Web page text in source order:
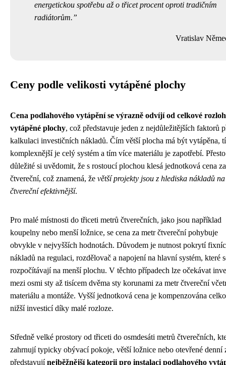
energetickou spotřebu až o třicet procent oproti tradičním
radiátorům.
Vratislav
Ceny podle velikosti vytápěné plochy
Cena podlahového vytápění se výrazně odvíjí od celkové
vytápěné plochy, což představuje jeden z nejdůležitějších faktorů
kalkulaci investičních nákladů. Čím větší plocha má být vytápěna,
komplexnější je celý systém a tím více materiálu je zapotřebí.
důležité si uvědomit, že s rostoucí plochou klesá jednotková cena
čtvereční, což znamená, že větší projekty jsou z hlediska nákladů
čtvereční efektivnější.
Pro malé místnosti do třiceti metrů čtverečních, jako jsou například
koupelny nebo menší ložnice, se cena za metr čtvereční pohybuje
obvykle v nejvyšších hodnotách. Důvodem je nutnost pokrytí
nákladů na regulaci, rozdělovač a napojení na hlavní systém, které
rozpočítávají na menší plochu. V těchto případech lze očekávat
mezi osmi sty až tisícem dvěma sty korunami za metr čtvereční
materiálu a montáže. Vyšší jednotková cena je kompenzována
nižší investicí díky malé rozloze.
Středně velké prostory od třiceti do osmdesáti metrů čtverečních,
zahrnují typicky obývací pokoje, větší ložnice nebo otevřené denní
představujínejběžnější kategorii pro instalaci podlahového